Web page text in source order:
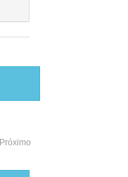
Próximo